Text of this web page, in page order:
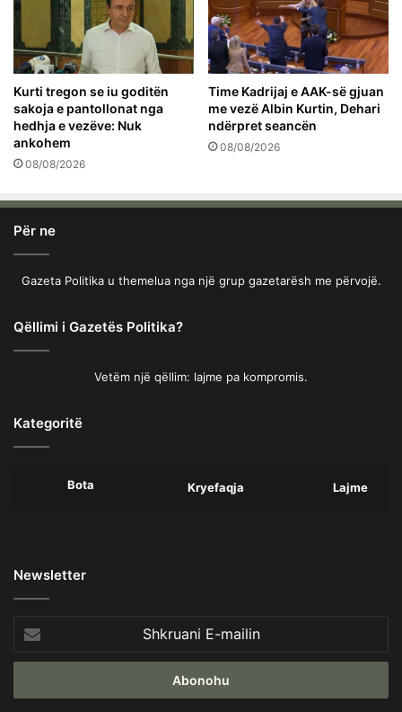
Kurti tregon se iu goditën
sakoja e pantollonat nga
hedhja e vezëve: Nuk
ankohem
08/08/2026
Time Kadrijaj e AAK-së gjuan
me vezë Albin Kurtin, Dehari
ndërpret seancën
08/08/2026
Për ne
Gazeta Politika u themelua nga një grup gazetarësh me përvojë.
Qëllimi i Gazetës Politika?
Vetëm një qëllim: lajme pa kompromis.
Kategoritë
Bota Kryefaqja Lajme
Newsletter
E-
mailin